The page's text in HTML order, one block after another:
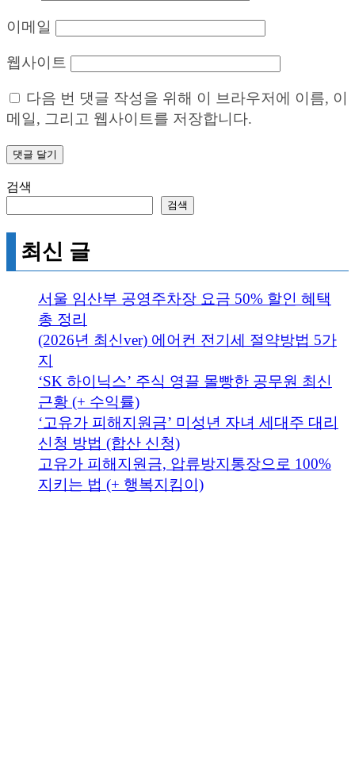
이메일
웹사이트
다음 번 댓글 작성을 위해 이 브라우저에 이름, 이
메일, 그리고 웹사이트를 저장합니다.
검색
검색
최신 글
서울 임산부 공영주차장 요금 50% 할인 혜택
총 정리
(2026년 최신ver) 에어컨 전기세 절약방법 5가
지
‘SK 하이닉스’ 주식 영끌 몰빵한 공무원 최신
근황 (+ 수익률)
‘고유가 피해지원금’ 미성년 자녀 세대주 대리
신청 방법 (합산 신청)
고유가 피해지원금, 압류방지통장으로 100%
지키는 법 (+ 행복지킴이)